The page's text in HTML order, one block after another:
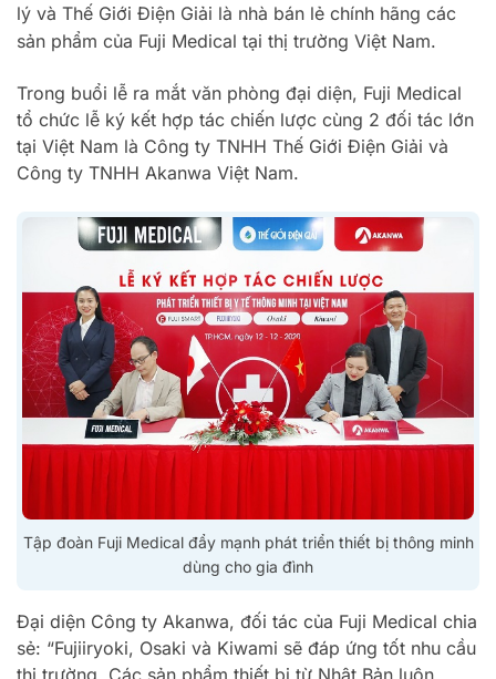
lý và Thế Giới Điện Giải là nhà bán lẻ chính hãng các
sản phẩm của Fuji Medical tại thị trường Việt Nam.
Trong buổi lễ ra mắt văn phòng đại diện, Fuji Medical
tổ chức lễ ký kết hợp tác chiến lược cùng 2 đối tác lớn
tại Việt Nam là Công ty TNHH Thế Giới Điện Giải và
Công ty TNHH Akanwa Việt Nam.
Tập đoàn Fuji Medical đẩy mạnh phát triển thiết bị thông minh
dùng cho gia đình
Đại diện Công ty Akanwa, đối tác của Fuji Medical chia
sẻ: “Fujiiryoki, Osaki và Kiwami sẽ đáp ứng tốt nhu cầu
thị trường. Các sản phẩm thiết bị từ Nhật Bản luôn